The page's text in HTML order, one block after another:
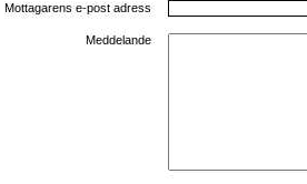
Mottagarens e-post adress
Meddelande